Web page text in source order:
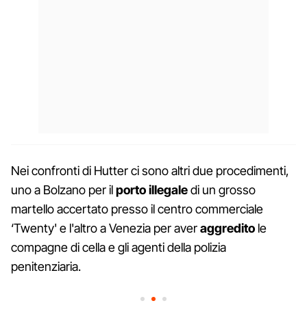
Nei confronti di Hutter ci sono altri due procedimenti,
uno a Bolzano per ilporto illegaledi un grosso
martello accertato presso il centro commerciale
‘Twenty' e l'altro a Venezia per averaggredito le
compagne di cella e gli agenti della polizia
penitenziaria.